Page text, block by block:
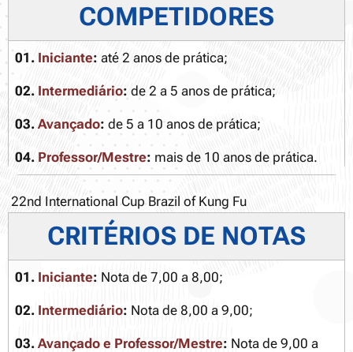
COMPETIDORES
01. Iniciante: até 2 anos de prática;
02. Intermediário: de 2 a 5 anos de prática;
03. Avançado: de 5 a 10 anos de prática;
04. Professor/Mestre: mais de 10 anos de prática.
22nd International Cup Brazil of Kung Fu
CRITÉRIOS DE NOTAS
01. Iniciante: Nota de 7,00 a 8,00;
02. Intermediário: Nota de 8,00 a 9,00;
03. Avançado e Professor/Mestre: Nota de 9,00 a